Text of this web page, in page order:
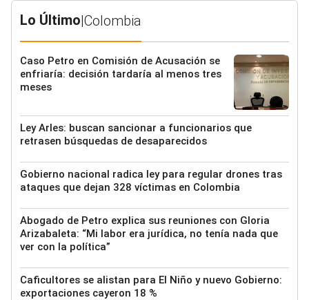
Lo Último|Colombia
Caso Petro en Comisión de Acusación se
enfriaría: decisión tardaría al menos tres
meses
Ley Arles: buscan sancionar a funcionarios que
retrasen búsquedas de desaparecidos
Gobierno nacional radica ley para regular drones tras
ataques que dejan 328 víctimas en Colombia
Abogado de Petro explica sus reuniones con Gloria
Arizabaleta: “Mi labor era jurídica, no tenía nada que
ver con la política”
Caficultores se alistan para El Niño y nuevo Gobierno:
exportaciones cayeron 18 %